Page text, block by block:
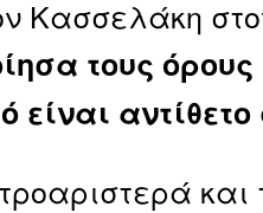
Κασσελάκη
τους
είναι